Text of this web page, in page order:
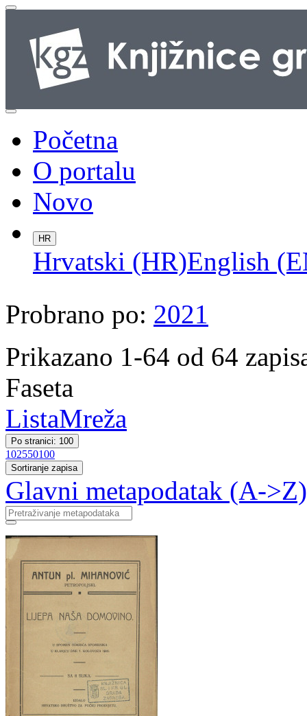
Početna
O portalu
Novo
HR
Hrvatski (HR)English
Probrano po: 2021
Prikazano 1-64 od 64
Faseta
ListaMreža
Po stranici: 100
102550100
Sortiranje zapisa
Glavni metapodatak (A->Z)